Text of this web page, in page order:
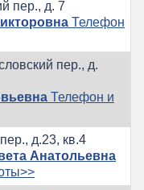
пер., д. 7
Телефон
пер., д.
Телефон и
д.23, кв.4
Анатольевна